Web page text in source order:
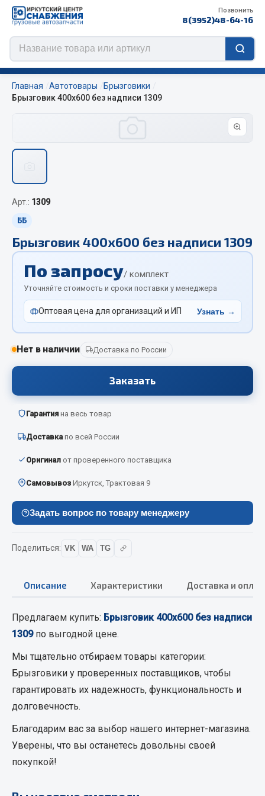
Позвонить
8(3952)48-64-16
QITONG
Отопители салона, подогреватели
Автономные воздушные отопители
Жидкостные подогреватели
Отопители салона
Подогреватели тосола
Автотовары
Автозвук
Автокаталоги
Аптечки и знаки автомобильные
Весь раздел
Смазочные материалы
Масла
Охладжающие жидкости
Технические жидкости
Весь раздел
МЕТИЗЫ
Гайки
Главная Автотовары
Брызговики
Брызговик 400х600 без надписи 1309
Арт.: 1309
ББ
Брызговик 400х600 без надписи 1309
По запросу/ комплект
Уточняйте стоимость и сроки поставки у менеджера
Оптовая цена для организаций и ИП Узнать →
Нет в наличии Доставка по России
Заказать
Гарантия на весь товар
Доставка по всей России
Оригинал от проверенного поставщика
Самовывоз Иркутск, Трактовая 9
Задать вопрос по товару менеджеру
Поделиться: VK WA TG
Описание Характеристики Доставка и
Предлагаем купить: Брызговик 400х600 без надписи
1309по выгодной цене.
Мы тщательно отбираем товары категории:
Брызговики у проверенных поставщиков, чтобы
гарантировать их надежность, функциональность и
долговечность.
Благодарим вас за выбор нашего интернет-магазина.
Уверены, что вы останетесь довольны своей
покупкой!